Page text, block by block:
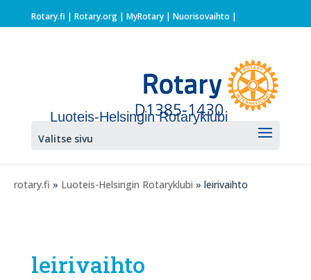
Rotary.fi | Rotary.org| MyRotary | Nuorisovaihto |
Luoteis-Helsingin Rotaryklubi
Valitse sivu
rotary.fi » Luoteis-Helsingin Rotaryklubi » leirivaihto
leirivaihto